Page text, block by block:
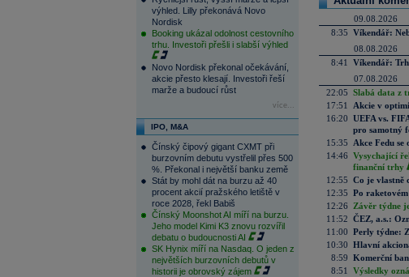
výhled. Lilly překonává Novo
Nordisk
Booking ukázal odolnost cestovního
trhu. Investoři přešli i slabší výhled
Novo Nordisk překonal očekávání,
akcie přesto klesají. Investoři řeší
marže a budoucí růst
více...
IPO, M&A
Čínský čipový gigant CXMT při
burzovním debutu vystřelil přes 500
%. Překonal i největší banku země
Stát by mohl dát na burzu až 40
procent akcií pražského letiště v
roce 2028, řekl Babiš
Čínský Moonshot AI míří na burzu.
Jeho model Kimi K3 znovu rozvířil
debatu o budoucnosti AI
SK Hynix míří na Nasdaq. O jeden z
největších burzovních debutů v
historii je obrovský zájem
09.08.2026
8:35 Víkendář:
08.08.2026
8:41
Víkendář:
07.08.2026
22:05 Slabá data z
17:51
Akcie v
16:20 UEFA vs.
pro samotný
15:35
Akce Fedu
14:46 Vysychající
finanční trhy
12:55 Co je vlastně
12:35 Po
12:26
Závěr týdne
11:52 ČEZ, a.s.:
11:00 Perly týdne:
10:30 Hlavní
8:59 Komerční
8:51
Výsledky